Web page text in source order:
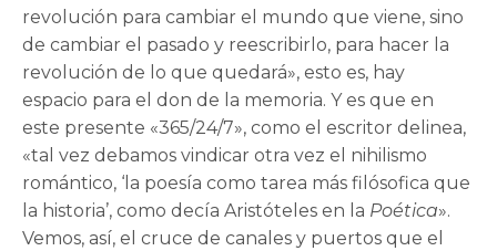
revolución para cambiar el mundo que viene, sino
de cambiar el pasado y reescribirlo, para hacer la
revolución de lo que quedará», esto es, hay
espacio para el don de la memoria. Y es que en
este presente «365/24/7», como el escritor delinea,
«tal vez debamos vindicar otra vez el nihilismo
romántico, ‘la poesía como tarea más filósofica que
la historia’, como decía Aristóteles en la Poética».
Vemos, así, el cruce de canales y puertos que el